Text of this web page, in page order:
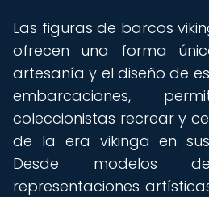
Las figuras de barcos
ofrecen una forma
artesanía y el diseño de
embarcaciones,
coleccionistas recrear y
de la era vikinga en
Desde modelos
representaciones